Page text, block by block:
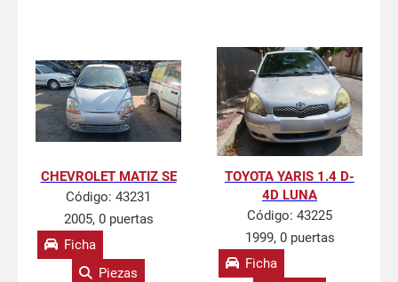
CHEVROLET MATIZ SE
Código: 43231
2005, 0 puertas
Ficha
Piezas
TOYOTA YARIS 1.4 D-
4D LUNA
Código: 43225
1999, 0 puertas
Ficha